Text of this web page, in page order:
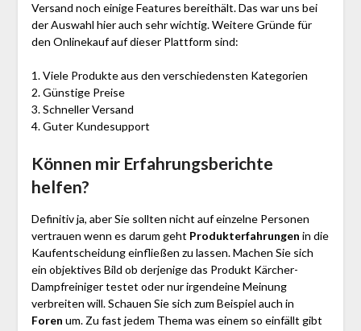
Versand noch einige Features bereithält. Das war uns bei
der Auswahl hier auch sehr wichtig. Weitere Gründe für
den Onlinekauf auf dieser Plattform sind:
1. Viele Produkte aus den verschiedensten Kategorien
2. Günstige Preise
3. Schneller Versand
4. Guter Kundesupport
Können mir Erfahrungsberichte
helfen?
Definitiv ja, aber Sie sollten nicht auf einzelne Personen
vertrauen wenn es darum geht Produkterfahrungen in die
Kaufentscheidung einfließen zu lassen. Machen Sie sich
ein objektives Bild ob derjenige das Produkt Kärcher-
Dampfreiniger testet oder nur irgendeine Meinung
verbreiten will. Schauen Sie sich zum Beispiel auch in
Foren um. Zu fast jedem Thema was einem so einfällt gibt